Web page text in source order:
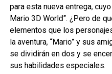
para esta nueva entrega,
Mario 3D World”. ¿Pero de
elementos que los
la aventura, “Mario” y sus
se dividirán en dos y se
sus habilidades especiales.